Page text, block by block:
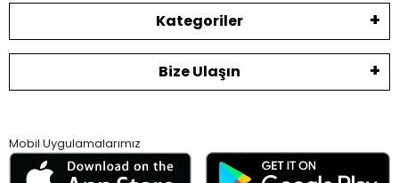
Kategoriler
Bize Ulaşın
Mobil Uygulamalarımız